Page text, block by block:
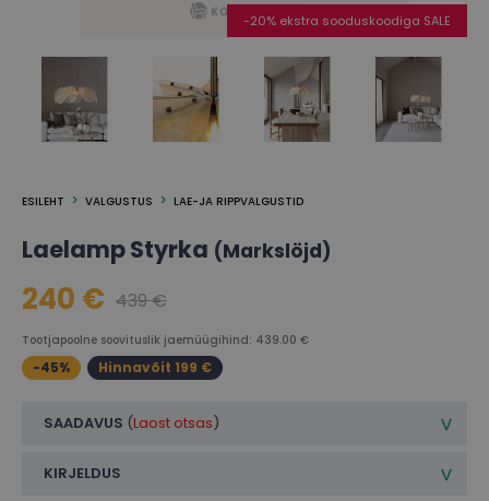
-20% ekstra sooduskoodiga SALE
ESILEHT VALGUSTUS LAE-JA RIPPVALGUSTID
Laelamp Styrka (Markslöjd)
240 € 439 €
Tootjapoolne soovituslik jaemüügihind: 439.00 €
-45% Hinnavõit 199 €
SAADAVUS (Laost otsas)
KIRJELDUS